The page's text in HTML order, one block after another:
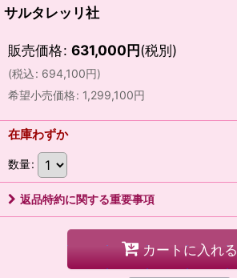
サルタレッリ社
販売価格: 631,000円(税別)
(税込: 694,100円)
希望小売価格: 1,299,100円
在庫わずか
数量:
返品特約に関する重要事項
カートに入れる